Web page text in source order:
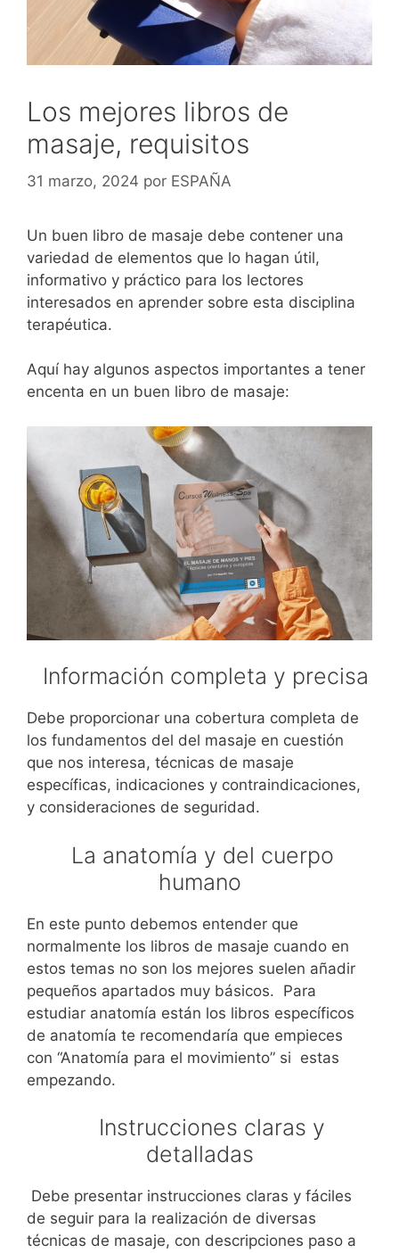
Los mejores libros de
masaje, requisitos
31 marzo, 2024 por ESPAÑA
Un buen libro de masaje debe contener una
variedad de elementos que lo hagan útil,
informativo y práctico para los lectores
interesados en aprender sobre esta disciplina
terapéutica.
Aquí hay algunos aspectos importantes a tener
encenta en un buen libro de masaje:
Información completa y precisa
Debe proporcionar una cobertura completa de
los fundamentos del del masaje en cuestión
que nos interesa, técnicas de masaje
específicas, indicaciones y contraindicaciones,
y consideraciones de seguridad.
La anatomía y del cuerpo
humano
En este punto debemos entender que
normalmente los libros de masaje cuando en
estos temas no son los mejores suelen añadir
pequeños apartados muy básicos. Para
estudiar anatomía están los libros específicos
de anatomía te recomendaría que empieces
con “Anatomía para el movimiento” si estas
empezando.
Instrucciones claras y
detalladas
Debe presentar instrucciones claras y fáciles
de seguir para la realización de diversas
técnicas de masaje, con descripciones paso a